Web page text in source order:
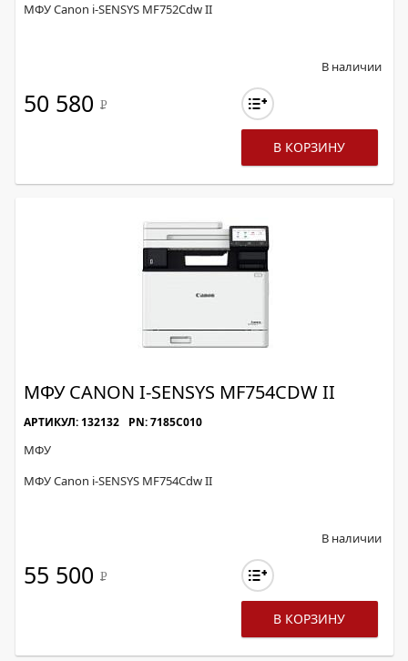
МФУ Canon i-SENSYS MF752Cdw II
В наличии
50 580 Р
В КОРЗИНУ
МФУ CANON I-SENSYS MF754CDW II
АРТИКУЛ: 132132 PN: 7185C010
МФУ
МФУ Canon i-SENSYS MF754Cdw II
В наличии
55 500 Р
В КОРЗИНУ